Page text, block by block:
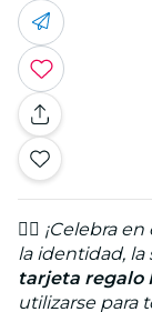
🏳️‍🌈 ¡Celebra
la identidad, la
tarjeta regalo
utilizarse para